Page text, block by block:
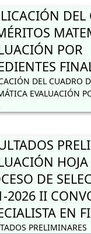
DEL
POR
DEL CUADRO
EVALUACIÓN
DE
2026 II
EN
PRELIMINARES